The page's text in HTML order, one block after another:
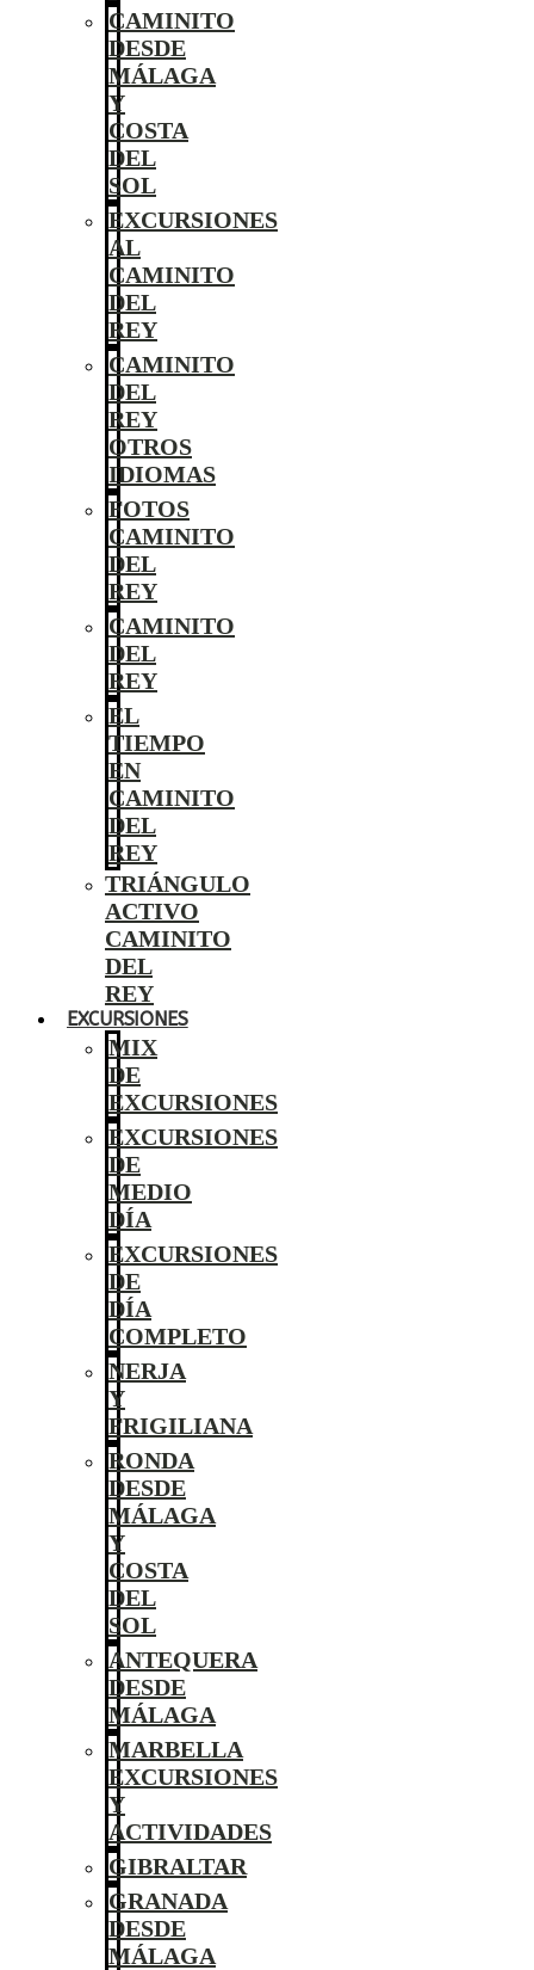
CAMINITO
DESDE
MÁLAGA
Y
COSTA
DEL
SOL
EXCURSIONES
AL
CAMINITO
DEL
REY
CAMINITO
DEL
REY
OTROS
IDIOMAS
FOTOS
CAMINITO
DEL
REY
CAMINITO
DEL
REY
EL
TIEMPO
EN
CAMINITO
DEL
REY
TRIÁNGULO
ACTIVO
CAMINITO
DEL
REY
EXCURSIONES
MIX
DE
EXCURSIONES
EXCURSIONES
DE
MEDIO
DÍA
EXCURSIONES
DE
DÍA
COMPLETO
NERJA
Y
FRIGILIANA
RONDA
DESDE
MÁLAGA
Y
COSTA
DEL
SOL
ANTEQUERA
DESDE
MÁLAGA
MARBELLA
EXCURSIONES
Y
ACTIVIDADES
GIBRALTAR
GRANADA
DESDE
MÁLAGA